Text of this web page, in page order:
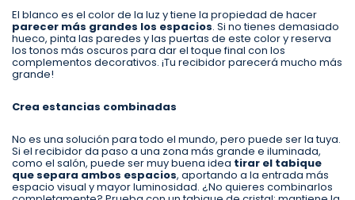
El blanco es el color de la luz y tiene la propiedad de hacer
parecer más grandes los espacios. Si no tienes demasiado
hueco, pinta las paredes y las puertas de este color y reserva
los tonos más oscuros para dar el toque final con los
complementos decorativos. ¡Tu recibidor parecerá mucho más
grande!
Crea estancias combinadas
No es una solución para todo el mundo, pero puede ser la tuya.
Si el recibidor da paso a una zona más grande e iluminada,
como el salón, puede ser muy buena idea tirar el tabique
que separa ambos espacios, aportando a la entrada más
espacio visual y mayor luminosidad. ¿No quieres combinarlos